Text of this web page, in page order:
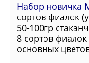
Набор новичка
сортов фиалок
50-100гр
8 сортов
основных